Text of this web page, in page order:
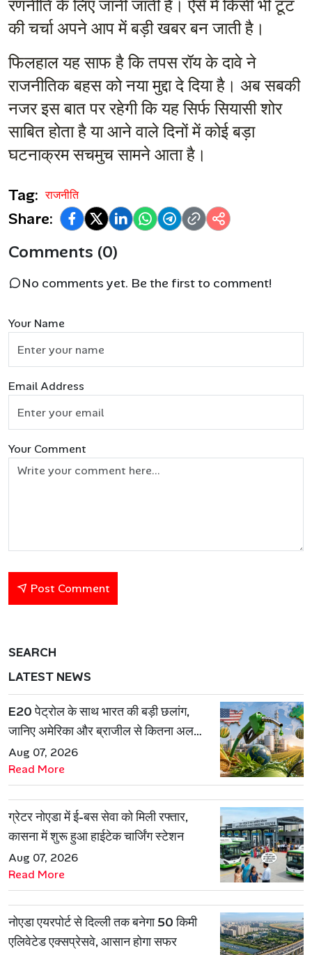
रणनीति के लिए जानी जाती है। ऐसे में किसी भी टूट
की चर्चा अपने आप में बड़ी खबर बन जाती है।
फिलहाल यह साफ है कि तपस रॉय के दावे ने
राजनीतिक बहस को नया मुद्दा दे दिया है। अब सबकी
नजर इस बात पर रहेगी कि यह सिर्फ सियासी शोर
साबित होता है या आने वाले दिनों में कोई बड़ा
घटनाक्रम सचमुच सामने आता है।
Tag: राजनीति
Share:
Comments (0)
No comments yet. Be the first to comment!
Your Name
Email Address
Your Comment
Post Comment
SEARCH
LATEST NEWS
E20 पेट्रोल के साथ भारत की बड़ी छलांग,
जानिए अमेरिका और ब्राजील से कितना अलग
है एथेनॉल मॉडल
Aug 07, 2026
Read More
ग्रेटर नोएडा में ई-बस सेवा को मिली रफ्तार,
कासना में शुरू हुआ हाईटेक चार्जिंग स्टेशन
Aug 07, 2026
Read More
नोएडा एयरपोर्ट से दिल्ली तक बनेगा 50 किमी
एलिवेटेड एक्सप्रेसवे, आसान होगा सफर